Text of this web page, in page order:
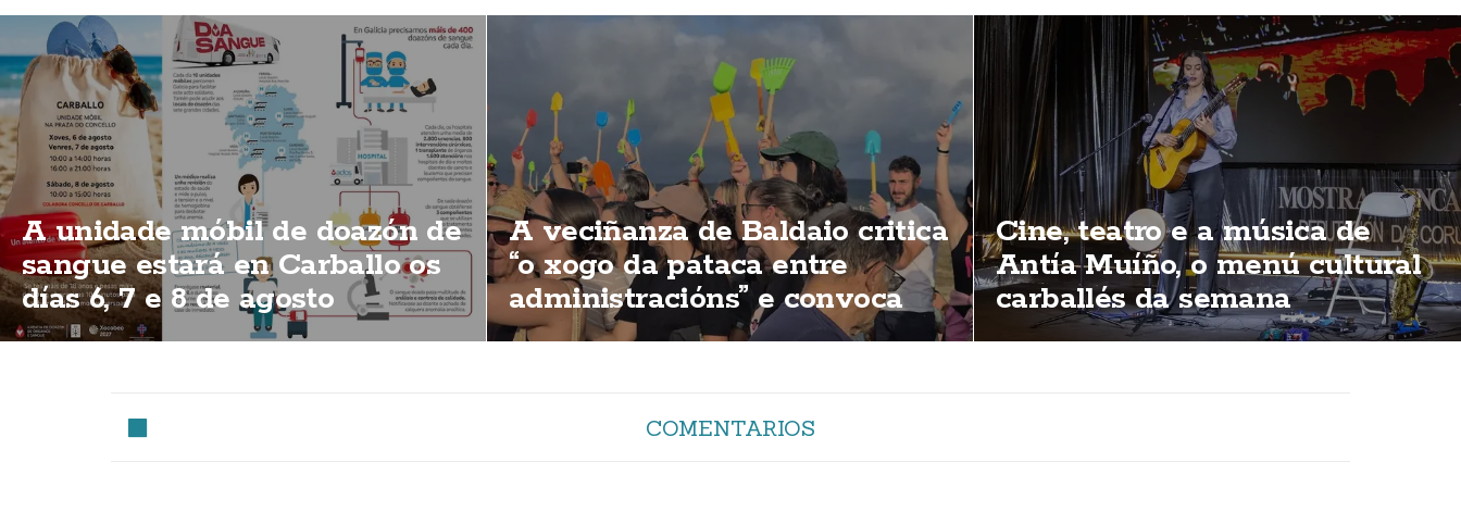
A unidade móbil de doazón de
sangue estará en Carballo os
días 6, 7 e 8 de agosto
A veciñanza de Baldaio critica
“o xogo da pataca entre
administracións” e convoca
unha nova concentración
Cine, teatro e a música de
Antía Muíño, o menú cultural
carballés da semana
COMENTARIOS